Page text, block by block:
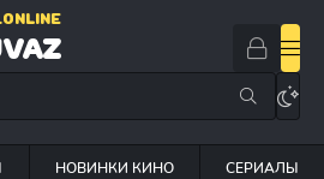
.ONLINE
НОВИНКИ КИНО СЕРИАЛЫ